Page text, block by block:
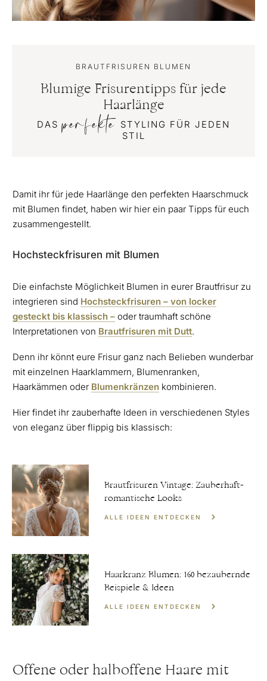
BRAUTFRISUREN BLUMEN
Blumige Frisurentipps für jede
Haarlänge
DASperfekte
STYLING FÜR JEDEN
STIL
Damit ihr für jede Haarlänge den perfekten Haarschmuck
mit Blumen findet, haben wir hier ein paar Tipps für euch
zusammengestellt.
Hochsteckfrisuren mit Blumen
Die einfachste Möglichkeit Blumen in eurer Brautfrisur zu
integrieren sind Hochsteckfrisuren – von locker
gesteckt bis klassisch – oder traumhaft schöne
Interpretationen von Brautfrisuren mit Dutt.
Denn ihr könnt eure Frisur ganz nach Belieben wunderbar
mit einzelnen Haarklammern, Blumenranken,
Haarkämmen oder Blumenkränzen kombinieren.
Hier findet ihr zauberhafte Ideen in verschiedenen Styles
von eleganz über flippig bis klassisch:
Brautfrisuren Vintage: Zauberhaft-
romantische Looks
ALLE IDEEN ENTDECKEN
Haarkranz Blumen: 160 bezaubernde
Beispiele & Ideen
ALLE IDEEN ENTDECKEN
Offene oder halboffene Haare mit